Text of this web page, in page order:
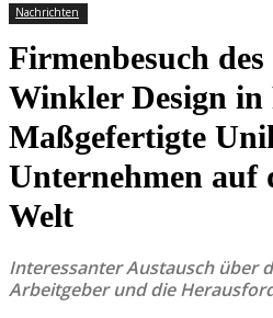
Nachrichten
Firmenbesuch
Winkler Design in
Maßgefertigte
Unternehmen auf
Welt
Interessanter Austausch über
Arbeitgeber und die